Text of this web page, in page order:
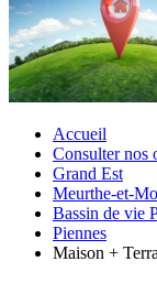
Accueil
Consulter nos
Grand Est
Meurthe-et-
Bassin de vie
Piennes
Maison +